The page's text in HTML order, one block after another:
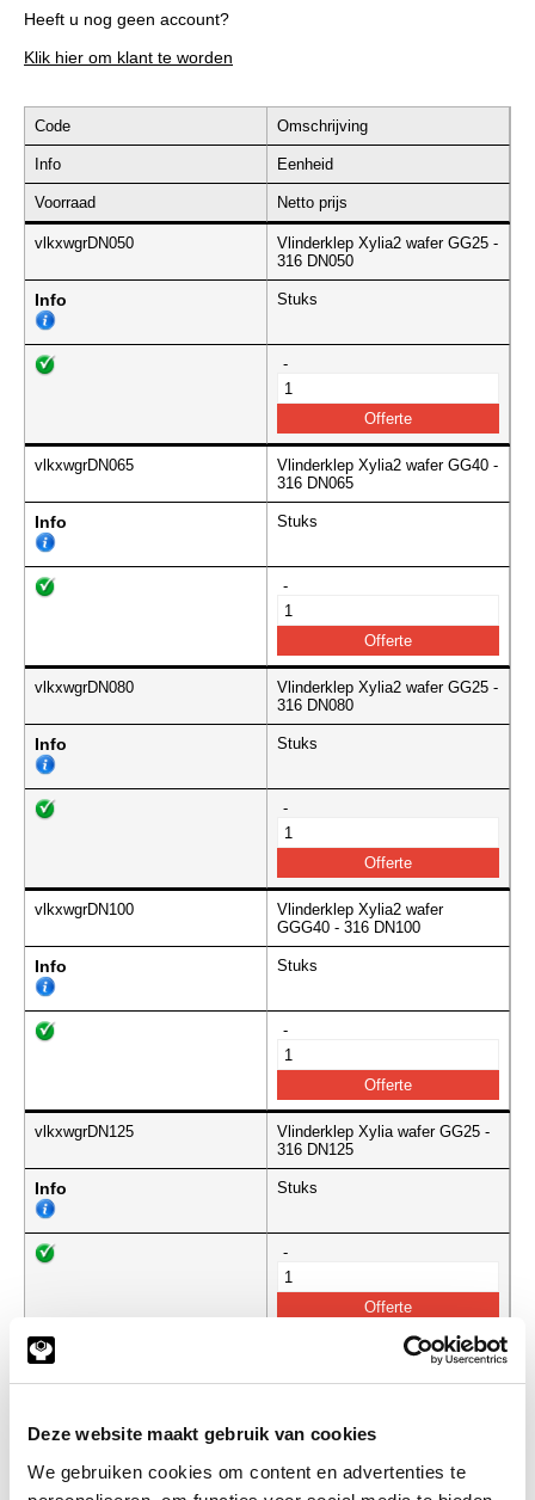
Deze website maakt gebruik van cookies
We gebruiken cookies om content en advertenties te
Heeft u nog geen account?
Klik hier om klant te worden
Code Omschrijving
Info Eenheid
Voorraad Netto prijs
vlkxwgrDN050
Vlinderklep Xylia2 wafer GG25 -
316 DN050
Info Stuks
-
vlkxwgrDN065
Vlinderklep Xylia2 wafer GG40 -
316 DN065
Info Stuks
-
vlkxwgrDN080
Vlinderklep Xylia2 wafer GG25 -
316 DN080
Info Stuks
-
vlkxwgrDN100
Vlinderklep Xylia2 wafer
GGG40 - 316 DN100
Info Stuks
-
vlkxwgrDN125
Vlinderklep Xylia wafer GG25 -
316 DN125
Info Stuks
-
vlkxwgrDN150
Vlinderklep Xylia2 wafer GG40-
-